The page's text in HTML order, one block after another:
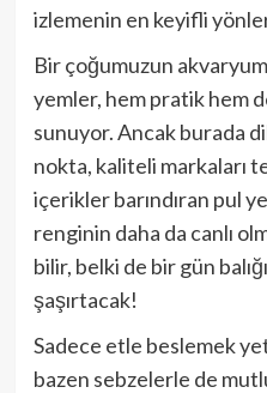
izlemenin en keyifli
Bir çoğumuzun
yemler, hem pratik hem
sunuyor. Ancak burada
nokta, kaliteli markaları
içerikler barındıran pul
renginin daha da canlı
bilir, belki de bir gün
şaşırtacak!
Sadece etle beslemek
bazen sebzelerle de